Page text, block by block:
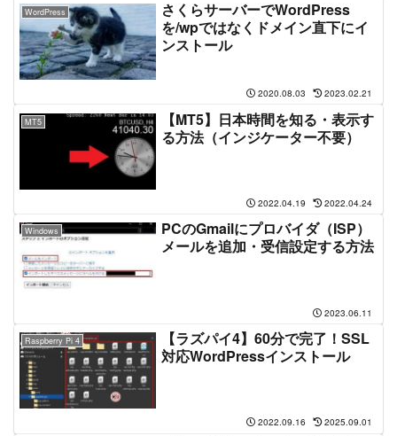
WordPress
さくらサーバーでWordPress
を/wpではなくドメイン直下にイ
ンストール
2020.08.03 2023.02.21
MT5
【MT5】日本時間を知る・表示す
る方法（インジケーター不要）
2022.04.19 2022.04.24
Windows
PCのGmailにプロバイダ（ISP）
メールを追加・受信設定する方法
2023.06.11
Raspberry Pi 4
【ラズパイ4】60分で完了！SSL
対応WordPressインストール
2022.09.16 2025.09.01